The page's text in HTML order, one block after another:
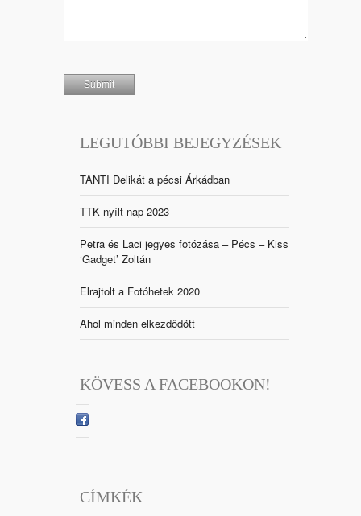
LEGUTÓBBI BEJEGYZÉSEK
TANTI Delikát a pécsi Árkádban
TTK nyílt nap 2023
Petra és Laci jegyes fotózása – Pécs – Kiss
‘Gadget’ Zoltán
Elrajtolt a Fotóhetek 2020
Ahol minden elkezdődött
KÖVESS A FACEBOOKON!
CÍMKÉK